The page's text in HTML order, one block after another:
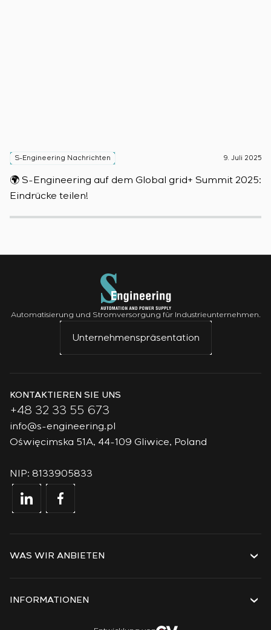
S-Engineering Nachrichten 9. Juli 2025
🌍 S-Engineering auf dem Global grid+ Summit 2025:
Eindrücke teilen!
Automatisierung und Stromversorgung für Industrieunternehmen.
Unternehmenspräsentation
KONTAKTIEREN SIE UNS
+48 32 33 55 673
info@s-engineering.pl
Oświęcimska 51A, 44-109 Gliwice, Poland
NIP: 8133905833
WAS WIR ANBIETEN
Lösungen
INFORMATIONEN